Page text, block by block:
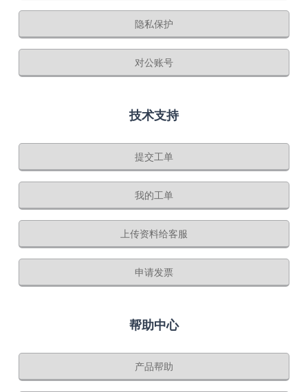
隐私保护
对公账号
技术支持
提交工单
我的工单
上传资料给客服
申请发票
帮助中心
产品帮助